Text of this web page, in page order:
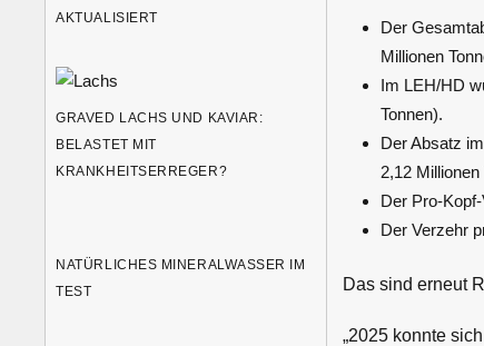
Der
Millionen
Im LEH/HD
Tonnen).
Der Absatz
2,12 Millionen
Der Pro-
Der Verzehr
Das sind erneut
„2025 konnte
AKTUALISIERT
GRAVED LACHS UND KAVIAR:
BELASTET MIT
KRANKHEITSERREGER?
NATÜRLICHES MINERALWASSER IM
TEST